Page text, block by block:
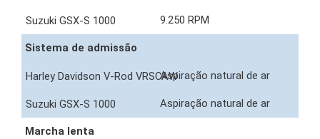
9.250 RPM
Sistema de admissão
Aspiração natural de ar
Aspiração natural de ar
Marcha lenta